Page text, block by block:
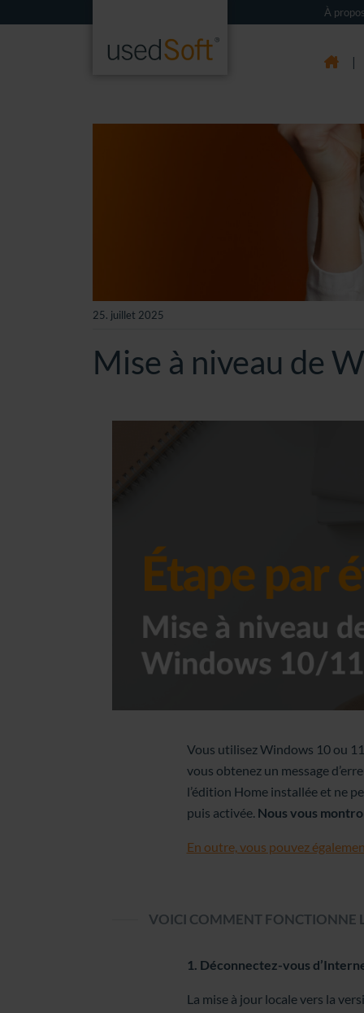
À
|
25. juillet 2025
Mise à niveau de
Vous utilisez Windows 10 ou
vous obtenez un message
l’édition Home installée et ne
puis activée. Nous vous
En outre, vous pouvez
VOICI COMMENT FONCTIONNE
1. Déconnectez-vous
La mise à jour locale vers la